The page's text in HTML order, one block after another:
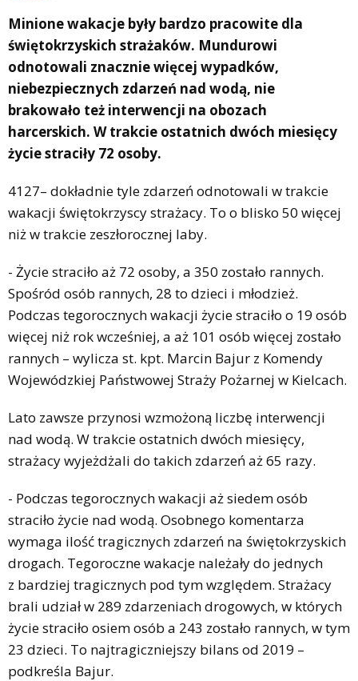
Minione wakacje były bardzo pracowite dla
świętokrzyskich strażaków. Mundurowi
odnotowali znacznie więcej wypadków,
niebezpiecznych zdarzeń nad wodą, nie
brakowało też interwencji na obozach
harcerskich. W trakcie ostatnich dwóch miesięcy
życie straciły 72 osoby.
4127– dokładnie tyle zdarzeń odnotowali w trakcie
wakacji świętokrzyscy strażacy. To o blisko 50 więcej
niż w trakcie zeszłorocznej laby.
- Życie straciło aż 72 osoby, a 350 zostało rannych.
Spośród osób rannych, 28 to dzieci i młodzież.
Podczas tegorocznych wakacji życie straciło o 19 osób
więcej niż rok wcześniej, a aż 101 osób więcej zostało
rannych – wylicza st. kpt. Marcin Bajur z Komendy
Wojewódzkiej Państwowej Straży Pożarnej w Kielcach.
Lato zawsze przynosi wzmożoną liczbę interwencji
nad wodą. W trakcie ostatnich dwóch miesięcy,
strażacy wyjeżdżali do takich zdarzeń aż 65 razy.
- Podczas tegorocznych wakacji aż siedem osób
straciło życie nad wodą. Osobnego komentarza
wymaga ilość tragicznych zdarzeń na świętokrzyskich
drogach. Tegoroczne wakacje należały do jednych
z bardziej tragicznych pod tym względem. Strażacy
brali udział w 289 zdarzeniach drogowych, w których
życie straciło osiem osób a 243 zostało rannych, w tym
23 dzieci. To najtragiczniejszy bilans od 2019 –
podkreśla Bajur.